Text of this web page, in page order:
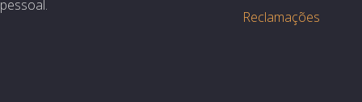
pessoal.
Reclamações